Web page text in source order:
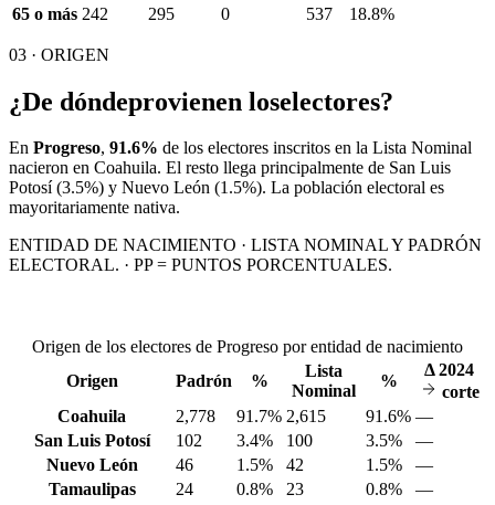
65 o más 242 295 0 537 18.8%
03 · ORIGEN
¿De dóndeprovienen loselectores?
En Progreso, 91.6% de los electores inscritos en la Lista Nominal
nacieron en Coahuila. El resto llega principalmente de San Luis
Potosí (3.5%) y Nuevo León (1.5%). La población electoral es
mayoritariamente nativa.
ENTIDAD DE NACIMIENTO · LISTA NOMINAL Y PADRÓN
ELECTORAL. · PP = PUNTOS PORCENTUALES.
Origen de los electores de Progreso por entidad de nacimiento
Origen
Padrón %
Lista
Nominal
%
Δ2024
corte
Coahuila
2,778 91.7% 2,615 91.6% —
San Luis Potosí
102 3.4% 100 3.5%
—
Nuevo León
46 1.5% 42 1.5%
—
Tamaulipas
24 0.8% 23 0.8%
—